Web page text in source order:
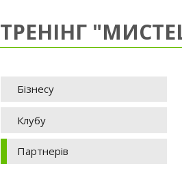
ТРЕНІНГ
Бізнесу
Клубу
Партнерів